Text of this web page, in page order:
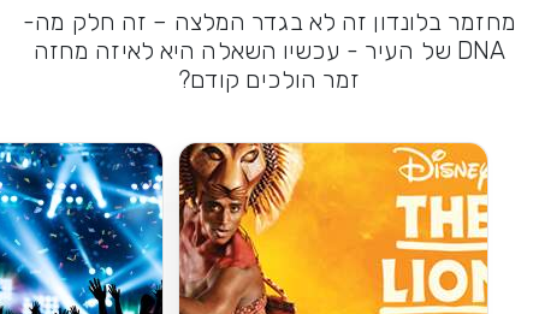
מחזמר בלונדון זה לא בגדר המלצה – זה חלק מה-
DNA של העיר - עכשיו השאלה היא לאיזה מחזה
זמר הולכים קודם?